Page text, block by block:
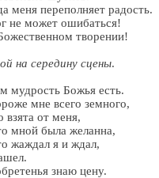
меня переполняет радость.
не может ошибаться!
творении!
на середину сцены.
мудрость Божья есть.
мне всего земного,
взята от меня,
мной была желанна,
жаждал я и ждал,
знаю цену.